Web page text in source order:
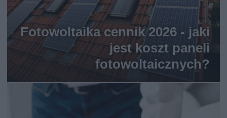
Fotowoltaika cennik 2026 - jaki
jest koszt paneli
fotowoltaicznych?